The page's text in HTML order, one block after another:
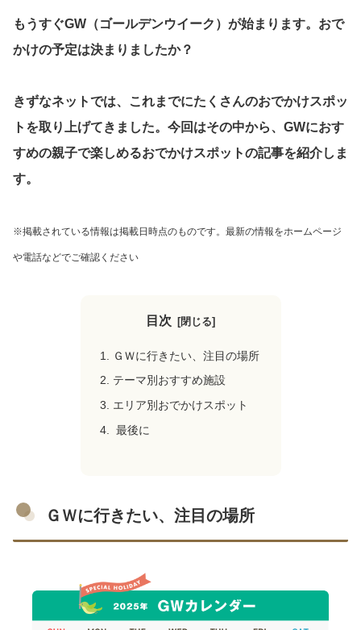
もうすぐGW（ゴールデンウイーク）が始まります。おで
かけの予定は決まりましたか？
きずなネットでは、これまでにたくさんのおでかけスポッ
トを取り上げてきました。今回はその中から、GWにおす
すめの親子で楽しめるおでかけスポットの記事を紹介しま
す。
※掲載されている情報は掲載日時点のものです。最新の情報をホームページ
や電話などでご確認ください
目次
ＧＷに行きたい、注目の場所
テーマ別おすすめ施設
エリア別おでかけスポット
最後に
ＧＷに行きたい、注目の場所
感想・声を送る
中部電力